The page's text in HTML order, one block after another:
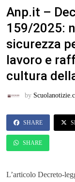
Anp.it –
159/2025:
sicurezza
lavoro e
cultura
by
SHARE
SHARE
L’articolo Decreto-